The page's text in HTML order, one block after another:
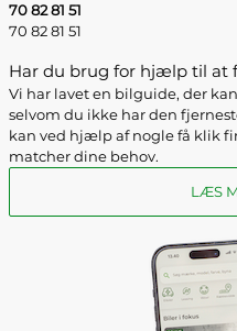
70 82 81 51
70 82 81 51
Har du brug for hjælp til at
Vi har lavet en bilguide, der
selvom du ikke har den
kan ved hjælp af nogle få klik
matcher dine behov.
LÆS